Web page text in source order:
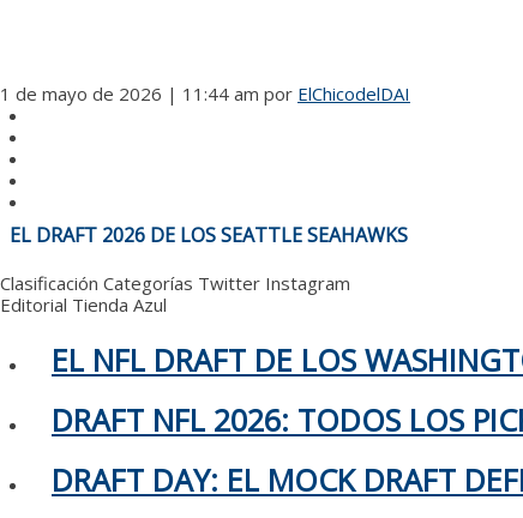
1 de mayo de 2026 | 11:44 am por ElChicodelDAI
NAVEGACIÓN
DE
ENTRADAS
EL DRAFT 2026 DE LOS SEATTLE SEAHAWKS
Clasificación Categorías Twitter Instagram
Editorial Tienda Azul
EL NFL DRAFT DE LOS
DRAFT NFL 2026: TODOS LOS
DRAFT DAY: EL MOCK DRAFT